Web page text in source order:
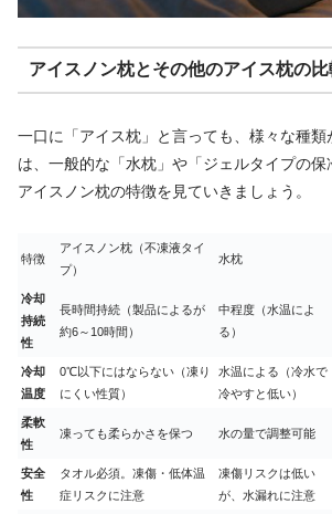
アイスノン枕とその他のアイス枕の比
一口に「アイス枕」と言っても、様々な種
は、一般的な「水枕」や「ジェルタイプの保
アイスノン枕の特徴を見ていきましょう。
特徴
アイスノン枕（不凍液タイ
プ）
水枕
冷却
持続
性
長時間持続（製品によるが
約6～10時間）
中程度（水温によ
る）
冷却
温度
0℃以下にはならない（凍り
にくい性質）
水温による（冷水で
冷やすと低い）
柔軟
性
凍っても柔らかさを保つ 水の量で調整可能
安全
性
タオル必須。凍傷・低体温
症リスクに注意
凍傷リスクは低い
が、水漏れに注意